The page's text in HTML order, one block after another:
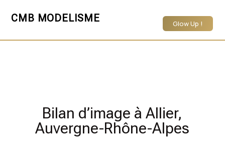
CMB MODELISME Glow Up !
Bilan d’image à Allier,
Auvergne-Rhône-Alpes